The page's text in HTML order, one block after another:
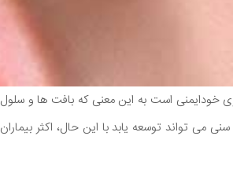
خودایمنی است به این معنی که بافت ها و سلول
می تواند توسعه یابد با این حال، اکثر بیماران